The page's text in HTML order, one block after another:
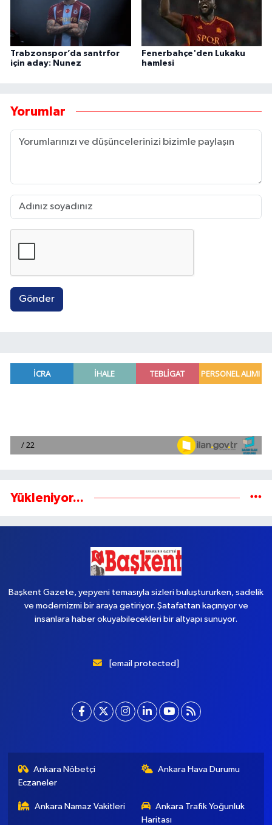
Trabzonspor’da santrfor
için aday: Nunez
Fenerbahçe'den Lukaku
hamlesi
Yorumlar
Gönder
Yükleniyor...
Başkent Gazete, yepyeni temasıyla sizleri buluştururken, sadelik
ve modernizmi bir araya getiriyor. Şatafattan kaçınıyor ve
insanlara haber okuyabilecekleri bir altyapı sunuyor.
[email protected]
Ankara Nöbetçi
Eczaneler
Ankara Hava Durumu
Ankara Namaz Vakitleri
Ankara Trafik Yoğunluk
Haritası